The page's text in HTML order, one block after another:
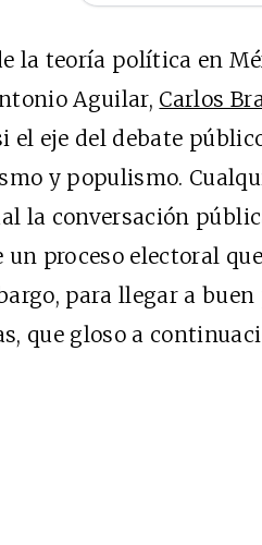
la teoría política en
Aguilar, Carlos
el eje del debate
y populismo.
la conversación
un proceso electoral
para llegar a buen
que gloso a
Cine desde los
EDICIÓN MÉXICO
SUSCRÍBETE